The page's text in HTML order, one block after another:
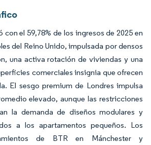
el 59,78% de los ingresos de 2025 en
del Reino Unido, impulsada por densos
una activa rotación de viviendas y una
comerciales insignia que ofrecen
El sesgo premium de Londres impulsa
elevado, aunque las restricciones
la demanda de diseños modulares y
a los apartamentos pequeños. Los
de BTR en Mánchester y